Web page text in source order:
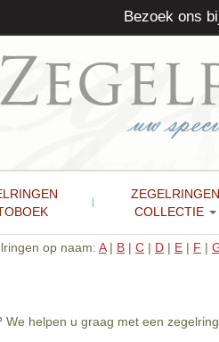
ZEGELRINGEN
COLLECTIE
op naam: A| B | C | D | E | F |
helpen u graag met een
Bezoek ons